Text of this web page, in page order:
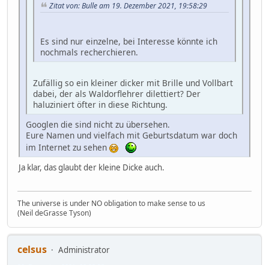
Zitat von: Bulle am 19. Dezember 2021, 19:58:29
Es sind nur einzelne, bei Interesse könnte ich
nochmals recherchieren.
Zufällig so ein kleiner dicker mit Brille und Vollbart
dabei, der als Waldorflehrer dilettiert? Der
haluziniert öfter in diese Richtung.
Googlen die sind nicht zu übersehen.
Eure Namen und vielfach mit Geburtsdatum war doch
im Internet zu sehen
Ja klar, das glaubt der kleine Dicke auch.
The universe is under NO obligation to make sense to us
(Neil deGrasse Tyson)
celsus
Administrator